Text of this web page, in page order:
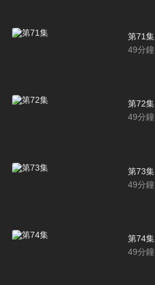
第71集
49分鐘
第72集
49分鐘
第73集
49分鐘
第74集
49分鐘